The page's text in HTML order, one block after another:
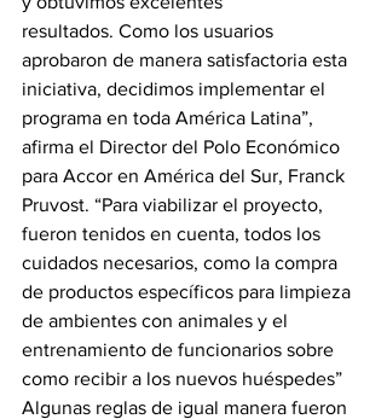
resultados. Como los usuarios
aprobaron de manera satisfactoria esta
iniciativa, decidimos implementar el
programa en toda América Latina”,
afirma el Director del Polo Económico
para Accor en América del Sur, Franck
Pruvost. “Para viabilizar el proyecto,
fueron tenidos en cuenta, todos los
cuidados necesarios, como la compra
de productos específicos para limpieza
de ambientes con animales y el
entrenamiento de funcionarios sobre
como recibir a los nuevos huéspedes”
Algunas reglas de igual manera fueron